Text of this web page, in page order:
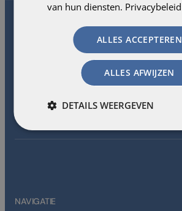
NAVIGATIE
van hun diensten. Privacybeleid
ALLES ACCEPTEREN
ALLES AFWIJZEN
DETAILS WEERGEVEN